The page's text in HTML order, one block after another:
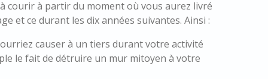
courir à partir du moment où vous aurez livré
et ce durant les dix années suivantes. Ainsi :
causer à un tiers durant votre activité
le fait de détruire un mur mitoyen à votre